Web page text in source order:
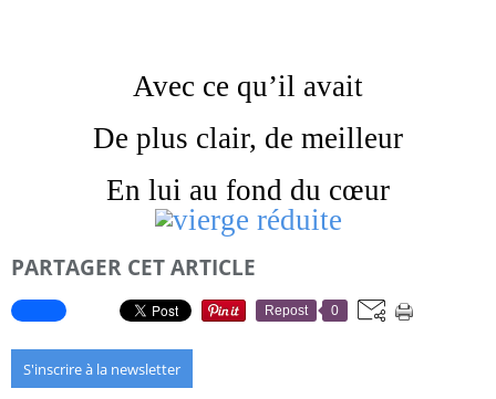
Avec ce qu’il avait
De plus clair, de meilleur
En lui au fond du cœur
PARTAGER CET ARTICLE
Repost 0
S'inscrire à la newsletter